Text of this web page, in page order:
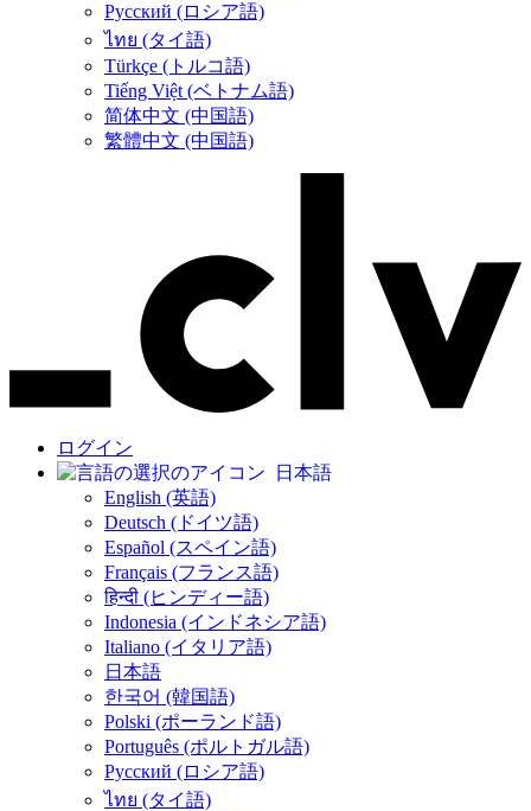
Русский (ロシア語)
ไทย (タイ語)
Türkçe (トルコ語)
Tiếng Việt (ベトナム語)
简体中文 (中国語)
繁體中文 (中国語)
ログイン
日本語
English (英語)
Deutsch (ドイツ語)
Español (スペイン語)
Français (フランス語)
हिन्दी (ヒンディー語)
Indonesia (インドネシア語)
Italiano (イタリア語)
日本語
한국어 (韓国語)
Polski (ポーランド語)
Português (ポルトガル語)
Русский (ロシア語)
ไทย (タイ語)